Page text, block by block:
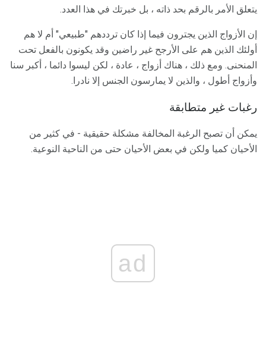
يتعلق الأمر بالرقم بحد ذاته ، بل خبرتك في هذا العدد.
إن الأزواج الذين يجترون فيما إذا كان ترددهم "طبيعي" أم لا هم
أولئك الذين هم على الأرجح غير راضين وقد يكونون بالفعل تحت
المنحنى. ومع ذلك ، هناك أزواج ، عادة ، لكن ليسوا دائما ، أكبر سنا
وأزواج أطول ، والذين لا يمارسون الجنس إلا نادرا.
رغبات غير متطابقة
يمكن أن تصبح الرغبة المخالفة مشكلة حقيقية - في كثير من
الأحيان كميا ولكن في بعض الأحيان حتى من الناحية النوعية.
ad